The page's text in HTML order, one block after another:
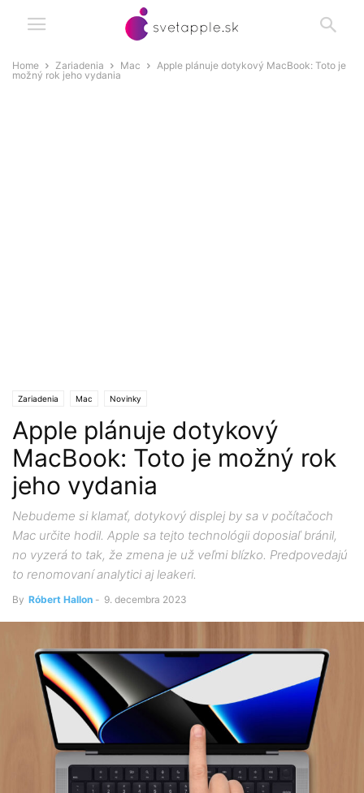
Home Zariadenia Mac
Apple plánuje dotykový MacBook: Toto je
možný rok jeho vydania
Zariadenia Mac Novinky
Apple plánuje dotykový
MacBook: Toto je možný rok
jeho vydania
Nebudeme si klamať, dotykový displej by sa v počítačoch
Mac určite hodil. Apple sa tejto technológii doposiaľ bránil,
no vyzerá to tak, že zmena je už veľmi blízko. Predpovedajú
to renomovaní analytici aj leakeri.
By Róbert Hallon - 9. decembra 2023